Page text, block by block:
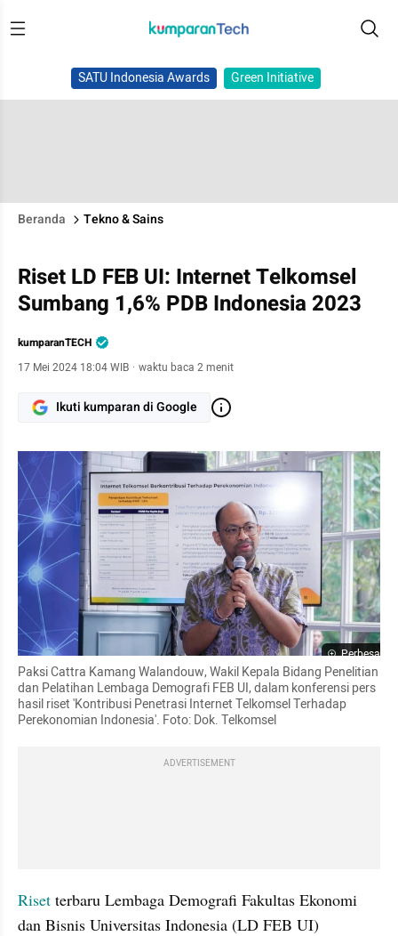
SATU Indonesia Awards Green Initiative
Beranda Tekno & Sains
Riset LD FEB UI: Internet Telkomsel
Sumbang 1,6% PDB Indonesia 2023
kumparanTECH
17 Mei 2024 18:04 WIB · waktu baca 2 menit
Ikuti kumparan di Google
Perbesar
Paksi Cattra Kamang Walandouw, Wakil Kepala Bidang Penelitian
dan Pelatihan Lembaga Demografi FEB UI, dalam konferensi pers
hasil riset 'Kontribusi Penetrasi Internet Telkomsel Terhadap
Perekonomian Indonesia'. Foto: Dok. Telkomsel
ADVERTISEMENT
Riset terbaru Lembaga Demografi Fakultas Ekonomi
dan Bisnis Universitas Indonesia (LD FEB UI)